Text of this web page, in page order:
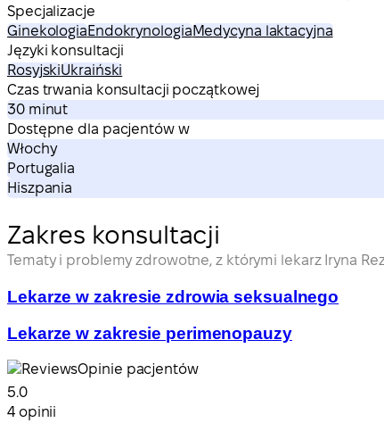
Specjalizacje
GinekologiaEndokrynologiaMedycyna laktacyjna
Języki konsultacji
RosyjskiUkraiński
Czas trwania konsultacji początkowej
30 minut
Dostępne dla pacjentów w
Włochy
Portugalia
Hiszpania
Zakres konsultacji
Tematy i problemy zdrowotne, z którymi lekarz Iryna
Lekarze w zakresie zdrowia seksualnego
Lekarze w zakresie perimenopauzy
Opinie pacjentów
5.0
4 opinii